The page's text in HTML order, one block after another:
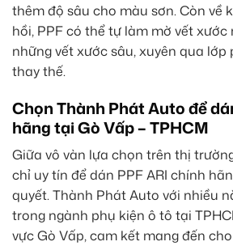
thêm độ sâu cho màu sơn. Còn về
hồi, PPF có thể tự làm mờ vết xước
những vết xước sâu, xuyên qua lớp
thay thế.
Chọn Thành Phát Auto để
hãng tại Gò Vấp – TPHCM
Giữa vô vàn lựa chọn trên thị
chỉ uy tín để dán PPF ARI chính
quyết. Thành Phát Auto với nhiều
trong ngành phụ kiện ô tô tại
vực Gò Vấp, cam kết mang đến